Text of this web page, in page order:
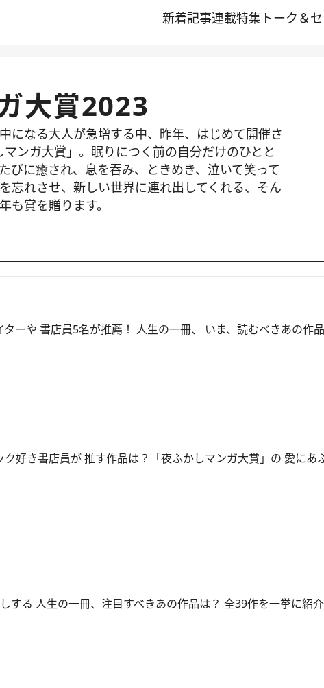
新着記事連載特集 トーク＆
大賞2023
になる大人が急増する中、昨年、はじめて開催さ
マンガ大賞」。眠りにつく前の自分だけのひとと
びに癒され、息を吞み、ときめき、泣いて笑って
忘れさせ、新しい世界に連れ出してくれる、そん
も賞を贈ります。
ーや 書店員5名が推薦！ 人生の一冊、 いま、読むべきあの作
好き書店員が 推す作品は？「夜ふかしマンガ大賞」の 愛にあ
する 人生の一冊、注目すべきあの作品は？ 全39作を一挙に紹介